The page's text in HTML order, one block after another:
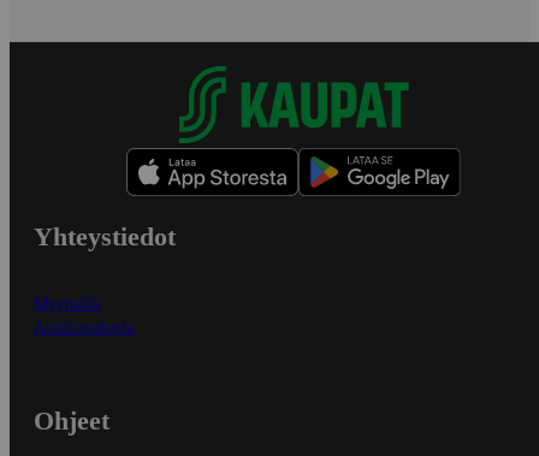
Yhteystiedot
Myymälät
Asiakaspalvelu
Ohjeet